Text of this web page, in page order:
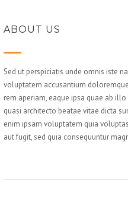
ABOUT US
Sed ut perspiciatis unde omnis iste
voluptatem accusantium
rem aperiam, eaque ipsa quae ab
quasi architecto beatae vitae dicta
enim ipsam voluptatem quia
aut fugit, sed quia consequuntur